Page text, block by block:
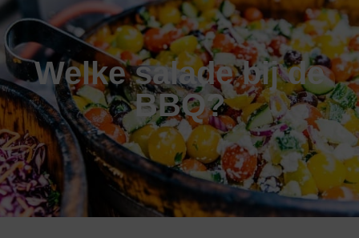
Welke salade bij de
BBQ?